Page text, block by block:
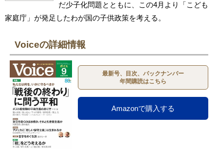
だ少子化問題とともに、この4月より「こども
家庭庁」が発足したわが国の子供政策を考える。
Voiceの詳細情報
最新号、目次、バックナンバー
年間購読はこちら
Amazonで購入する